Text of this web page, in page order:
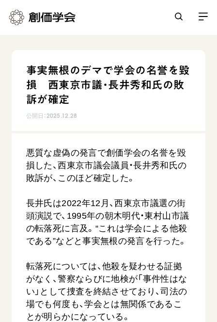
人間革命
自他共の幸福
日蓮大聖人の仏法（教学入門）
釈尊～法華経
創価学会の三代会長
初代会長・牧口常三郎先生
第2代会長・戸田城聖先生
日常の活動
仏法を学ぶ
仏法を語る
年間の活動について
友人葬
彼岸
平和・文化・教育
核兵器の廃絶に向け連帯を拡大
「人権文化」「ジェンダー平等」を促進
人道支援
音楽活動
展示活動
図書贈呈
各国ウェブサイト
基本情報
創価学会 会憲
創価学会 会則
創価学会 社会憲章
組織・機構
会長・理事長・各部長の紹介
沿革
略年表
入会について
会員サポート
座談会御書ｅ講義
小説『新・人間革命』『人間革命』要旨
御書検索［新版］
関連リンク
墓地公園・納骨堂
聖教電子版
聖教ブックストア
ご意見
ご利用にあたって
事実無根のデマで学会の名誉を毀
損 西東京市議・長井秀和氏の敗
訴が確定
公開日：2025.12.28
悪質な虚偽の発言で創価学会の名誉を毀
損した、西東京市議会議員・長井秀和氏の
敗訴が、このほど確定した。
長井氏は2022年12月、西東京市議選の街
頭演説で、1995年の朝木明代・東村山市議
の転落死に言及。“これは学会による他殺
である”などと事実無根の発言を行った。
転落死については、他殺を疑わせる証拠
がなく、警察ならびに地検が「事件性はな
い」として捜査を終結させており、司法の
場でも何度も、学会とは無関係であるこ
とが明らかになっている。